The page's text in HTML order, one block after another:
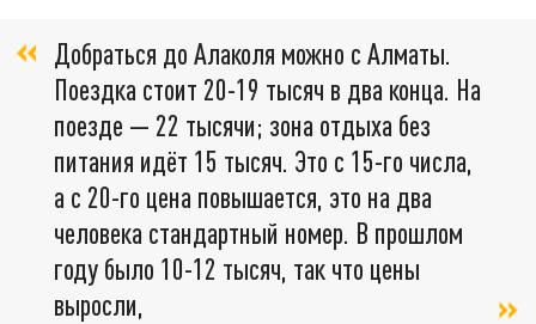
Добраться до Алаколя можно с Алматы.
Поездка стоит 20-19 тысяч в два конца. На
поезде — 22 тысячи; зона отдыха без
питания идёт 15 тысяч. Это с 15-го числа,
а с 20-го цена повышается, это на два
человека стандартный номер. В прошлом
году было 10-12 тысяч, так что цены
выросли,